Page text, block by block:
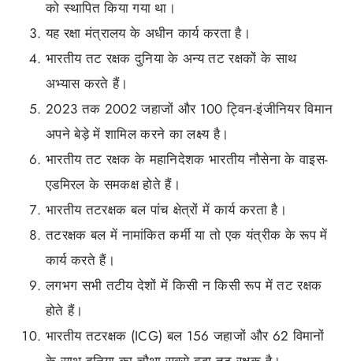
को स्थापित किया गया था।
यह रक्षा मंत्रालय के अधीन कार्य करता है।
भारतीय तट रक्षक दुनिया के अन्य तट रक्षकों के साथ
अभ्यास करते हैं।
2023 तक 2002 जहाजों और 100 ट्विन-इंजीनियर विमान
अपने बेड़े में शामिल करने का लक्ष्य है।
भारतीय तट रक्षक के महानिदेशक भारतीय नौसेना के वाइस-
एडमिरल के समकक्ष होते हैं।
भारतीय तटरक्षक बल पांच क्षेत्रों में कार्य करता है।
तटरक्षक बल में नामांकित कर्मी या तो एक यंत्रीक के रूप में
कार्य करते हैं।
लगभग सभी तटीय देशों में किसी न किसी रूप में तट रक्षक
होते हैं।
भारतीय तटरक्षक (ICG) बल 156 जहाजों और 62 विमानों